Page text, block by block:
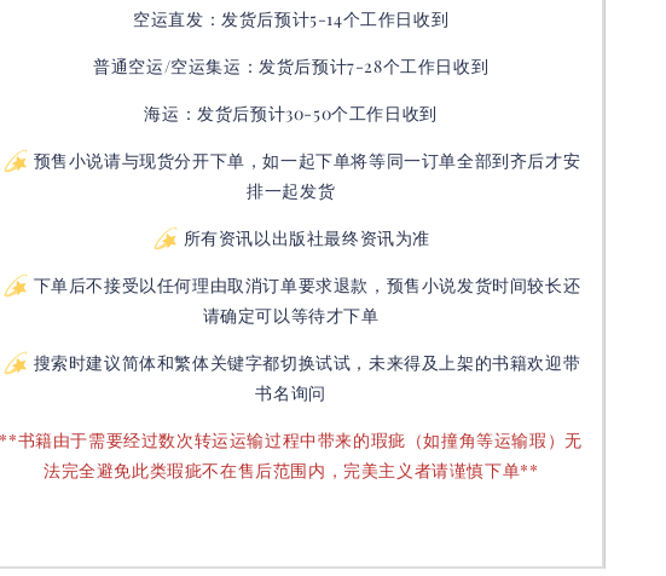
空运直发：发货后预计5-14个工作日收到
普通空运/空运集运：发货后预计7-28个工作日收到
海运：发货后预计30-50个工作日收到
预售小说请与现货分开下单，如一起下单将等同一订单全部到齐后才安
排一起发货
所有资讯以出版社最终资讯为准
下单后不接受以任何理由取消订单要求退款，预售小说发货时间较长还
请确定可以等待才下单
搜索时建议简体和繁体关键字都切换试试，未来得及上架的书籍欢迎带
书名询问
**书籍由于需要经过数次转运运输过程中带来的瑕疵（如撞角等运输瑕）无
法完全避免此类瑕疵不在售后范围内，完美主义者请谨慎下单**